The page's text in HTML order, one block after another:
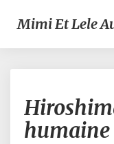
Mimi Et Lele
humaine